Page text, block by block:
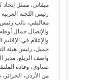
ميقاتي، ممثل
رئيس اللجنة
معاليقي، نائب رئيس
والإتصال جمال
والإعلام في
جميل، رئيس هيئة
واصف الزيلع، مدير
ضناوي، وقادة
من الأردن،